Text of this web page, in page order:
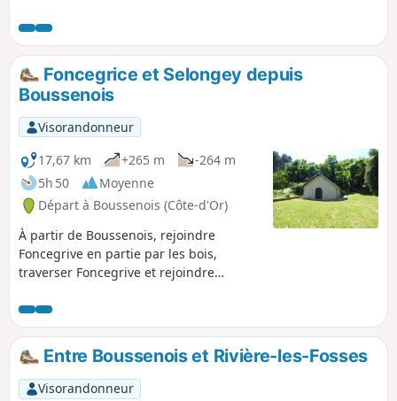
Foncegrice et Selongey depuis
Boussenois
Visorandonneur
17,67 km
+265 m
-264 m
5h 50
Moyenne
Départ à Boussenois (Côte-d'Or)
À partir de Boussenois, rejoindre
Foncegrive en partie par les bois,
traverser Foncegrive et rejoindre
chemin de bois, traverser Selongey et
remonter par la Chapelle Sainte-Anne
pour un retour à Boussenois.
Entre Boussenois et Rivière-les-Fosses
Visorandonneur